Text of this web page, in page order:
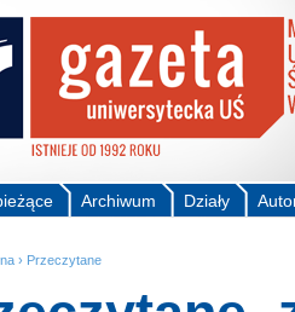
Działy
Archiwum
› Przeczytane